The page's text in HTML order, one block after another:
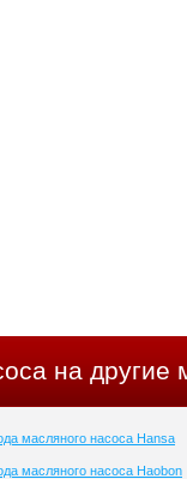
на другие
масляного насоса Hansa
масляного насоса Haobon